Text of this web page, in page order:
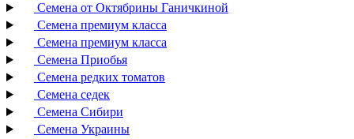
Семена от Октябрины Ганичкиной
Семена премиум класса
Семена премиум класса
Семена Приобья
Семена редких томатов
Семена седек
Семена Сибири
Семена Украины